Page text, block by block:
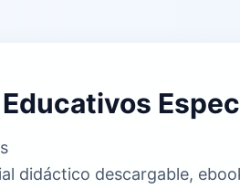
didáctico descargable,